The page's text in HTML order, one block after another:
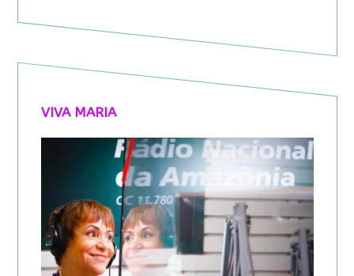
VIVA MARIA